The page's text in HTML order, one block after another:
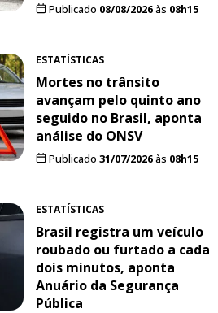
Publicado 08/08/2026às 08h15
ESTATÍSTICAS
Mortes no trânsito
avançam pelo quinto ano
seguido no Brasil, aponta
análise do ONSV
Publicado 31/07/2026às 08h15
ESTATÍSTICAS
Brasil registra um veículo
roubado ou furtado a cada
dois minutos, aponta
Anuário da Segurança
Pública